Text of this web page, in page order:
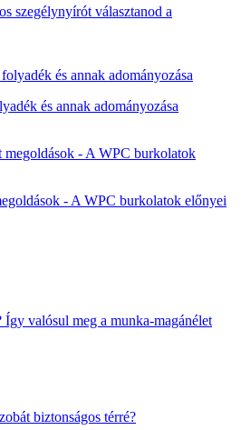
szegélynyírót választanod a
és annak adományozása
- A WPC burkolatok előnyei
Így valósul meg a munka-magánélet
biztonságos térré?